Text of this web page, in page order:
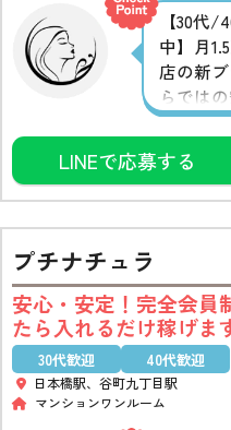
【30代
中】月
店の新
らでは
保証、
証制度
提携し
あるの
活用く
LINEで応募する
プチナチュラ
安心・安定！完全会
たら入れるだけ稼げま
30代歓迎 40代歓迎
日本橋駅、谷町九丁目駅
マンションワンルーム